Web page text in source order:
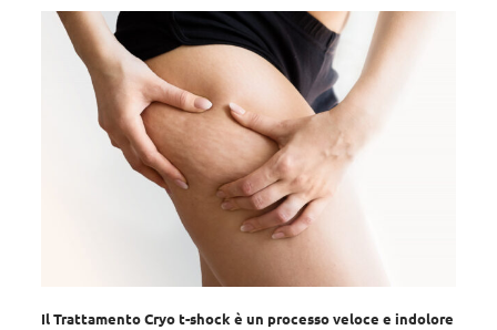
Il Trattamento Cryo t-shock è un processo veloce e indolore